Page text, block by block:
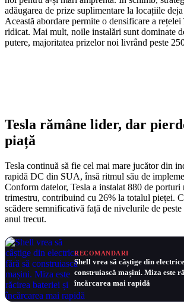
adăugarea de prize suplimentare la locațiile
Această abordare permite o densificare a
ridicat. Mai mult, noile instalări sunt dominate
putere, majoritatea prizelor noi livrând peste
Tesla rămâne lider, dar
piață
Tesla continuă să fie cel mai mare jucător din
rapidă DC din SUA, însă ritmul său de
Conform datelor, Tesla a instalat 880 de
trimestru, contribuind cu 26% la totalul pieței.
scădere semnificativă față de nivelurile de
anul trecut.
RECOMANDARI
Shell vrea să câștige din
construiască mașini. Miza este
încărcarea mai rapidă